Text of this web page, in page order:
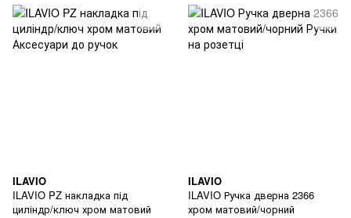
ILAVIO
ILAVIO PZ накладка під
циліндр/ключ хром матовий
ILAVIO
ILAVIO Ручка дверна 2366
хром матовий/чорний